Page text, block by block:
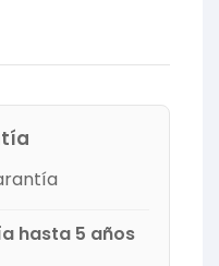
hasta 5 años